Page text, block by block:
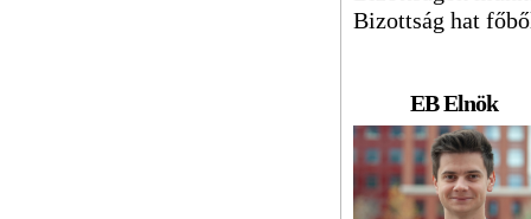
Bizottság hat
EB Elnök